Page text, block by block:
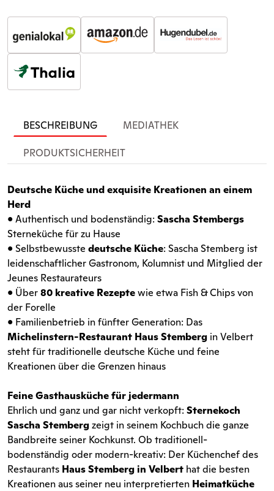
BESCHREIBUNG MEDIATHEK
PRODUKTSICHERHEIT
Deutsche Küche und exquisite Kreationen an einem
Herd
• Authentisch und bodenständig:Sascha Stembergs
Sterneküche für zu Hause
• Selbstbewusste deutsche Küche: Sascha Stemberg ist
leidenschaftlicher Gastronom, Kolumnist und Mitglied der
Jeunes Restaurateurs
• Über80 kreative Rezeptewie etwa Fish & Chips von
der Forelle
• Familienbetrieb in fünfter Generation: Das
Michelinstern-Restaurant Haus Stemberg in Velbert
steht für traditionelle deutsche Küche und feine
Kreationen über die Grenzen hinaus
Feine Gasthausküche für jedermann
Ehrlich und ganz und gar nicht verkopft:Sternekoch
Sascha Stembergzeigt in seinem Kochbuch die ganze
Bandbreite seiner Kochkunst. Ob traditionell-
bodenständig oder modern-kreativ: Der Küchenchef des
Restaurants Haus Stemberg in Velbert hat die besten
Kreationen aus seiner neu interpretierten Heimatküche